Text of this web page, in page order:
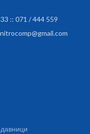
:: 071 / 444 559